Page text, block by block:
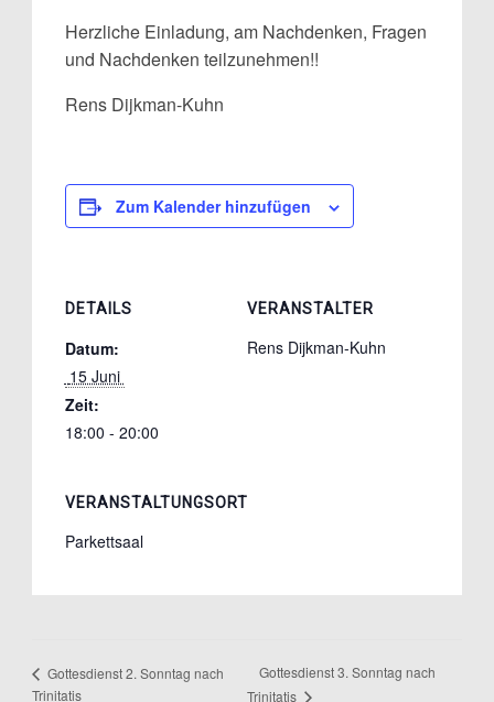
Herzliche Einladung, am Nachdenken, Fragen
und Nachdenken teilzunehmen!!
Rens Dijkman-Kuhn
Zum Kalender hinzufügen
DETAILS
Datum:
15 Juni
Zeit:
18:00 - 20:00
VERANSTALTER
Rens Dijkman-Kuhn
VERANSTALTUNGSORT
Parkettsaal
Gottesdienst 2. Sonntag nach
Trinitatis
Gottesdienst 3. Sonntag nach
Trinitatis